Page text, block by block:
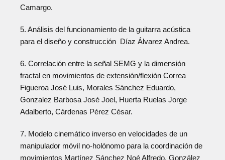
Camargo.
5. Análisis del funcionamiento de la guitarra acústica
para el diseño y construcción Díaz Álvarez Andrea.
6. Correlación entre la señal SEMG y la dimensión
fractal en movimientos de extensión/flexión Correa
Figueroa José Luis, Morales Sánchez Eduardo,
Gonzalez Barbosa José Joel, Huerta Ruelas Jorge
Adalberto, Cárdenas Pérez César.
7. Modelo cinemático inverso en velocidades de un
manipulador móvil no-holónomo para la coordinación de
movimientos Martínez Sánchez Noé Alfredo, González